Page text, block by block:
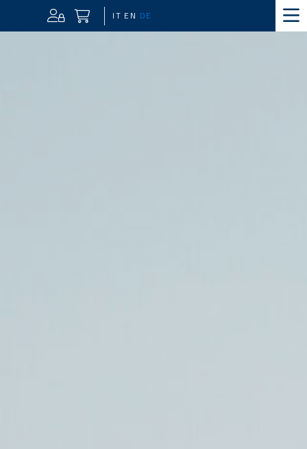
IT EN DE